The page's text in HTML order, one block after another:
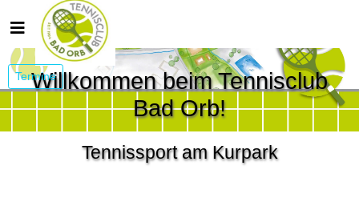
Willkommen beim Tennisclub
Bad Orb!
Tennissport am Kurpark
Termine